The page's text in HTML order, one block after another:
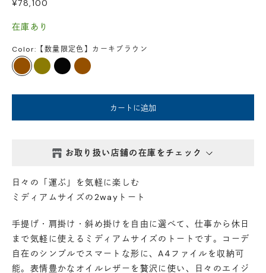
セール価格
¥78,100
在庫あり
Color: 【数量限定色】カーキブラウン
カーキブラウン
カーキブラックブラウン
カートに追加
お取り扱い店舗の在庫をチェック
西新井本店 - 在庫 -△
丸の内店 - 在庫 - △
日々の「運ぶ」を気軽に楽しむ
ミディアムサイズの2wayトート
手提げ・肩掛け・斜め掛けを自由に選べて、仕事から休日
まで気軽に使えるミディアムサイズのトートです。コーデ
自在のシンプルでスマートな形に、A4ファイルを収納可
能。表情豊かなオイルレザーを贅沢に使い、日々のエイジ